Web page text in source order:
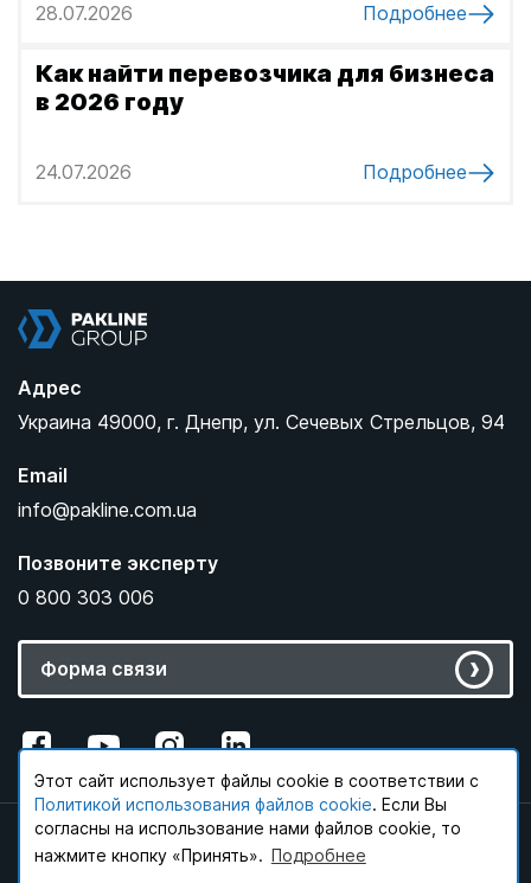
Этот сайт использует файлы cookie в соответствии с
Политикой конфиденциальности. Если Вы согласны на
использование нами файлов cookie, то нажмите кнопку
«Принять».Подробнее
Этот сайт использует файлы cookie в соответствии с
Политикой использования файлов cookie. Если Вы
согласны на использование нами файлов cookie, то
нажмите кнопку «Принять». Подробнее
28.07.2026 Подробнее
Как найти перевозчика для бизнеса
в 2026 году
24.07.2026 Подробнее
Адрес
Украина 49000, г. Днепр, ул. Сечевых Стрельцов, 94
Email
info@pakline.com.ua
Позвоните эксперту
0 800 303 006
Форма связи
М
ы
с
© 1995 - 2026 Pakline Group.
Политика конфиденциальности